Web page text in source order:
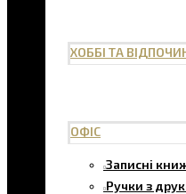
ХОББІ ТА
ОФІС
Записні
Ручки з